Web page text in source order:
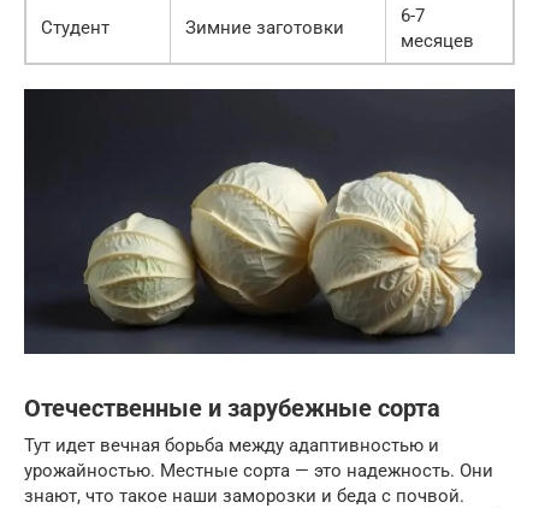
Студент Зимние заготовки
6-7
месяцев
Отечественные и зарубежные сорта
Тут идет вечная борьба между адаптивностью и
урожайностью. Местные сорта — это надежность. Они
знают, что такое наши заморозки и беда с почвой.